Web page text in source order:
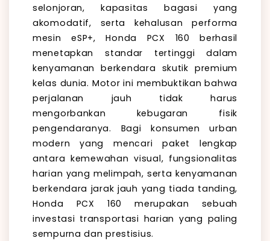
selonjoran, kapasitas bagasi yang
akomodatif, serta kehalusan performa
mesin eSP+, Honda PCX 160 berhasil
menetapkan standar tertinggi dalam
kenyamanan berkendara skutik premium
kelas dunia. Motor ini membuktikan bahwa
perjalanan jauh tidak harus
mengorbankan kebugaran fisik
pengendaranya. Bagi konsumen urban
modern yang mencari paket lengkap
antara kemewahan visual, fungsionalitas
harian yang melimpah, serta kenyamanan
berkendara jarak jauh yang tiada tanding,
Honda PCX 160 merupakan sebuah
investasi transportasi harian yang paling
sempurna dan prestisius.